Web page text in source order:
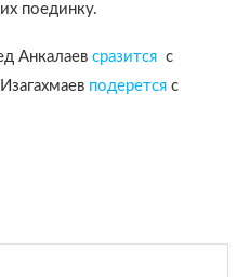
поединку.
Анкалаев сразится с
подерется с